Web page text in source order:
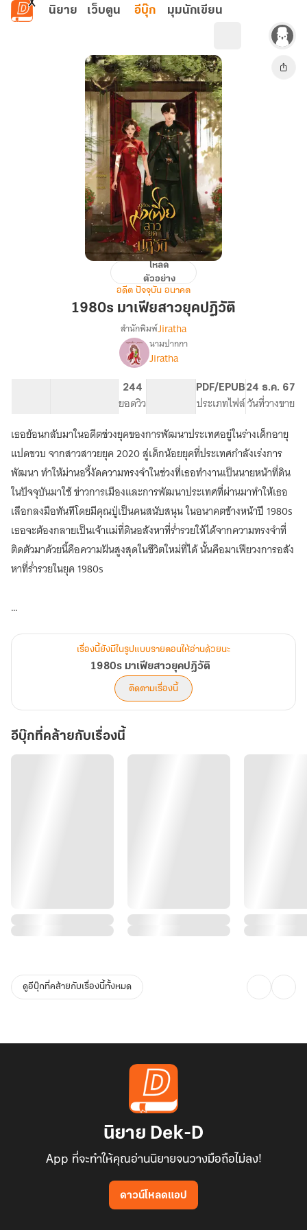
ข้ามไปยังเนื้อหาหลัก
นิยาย เว็บตูน อีบุ๊ก มุมนักเขียน
1980s
สาว
โหลด
ตัวอย่าง
อดีต ปัจจุบัน อนาคต
1980s มาเฟียสาวยุคปฏิวัติ
เรื่อง1980s
มาเฟีย
สำนักพิมพ์Jiratha
นามปากกา
Jiratha
244
ยอดวิว
PDF/EPUB
ประเภทไฟล์
24 ธ.ค. 67
วันที่วางขาย
เธอย้อนกลับมาในอดีตช่วงยุคของการพัฒนาประเทศอยู่ในร่างเด็กอายุ
แปดขวบ จากสาวสาวยยุค 2020 สู่เด็กน้อยยุคที่ประเทศกำลังเร่งการ
พัฒนา ทำให้ม่านอวี้งัดความทรงจำในช่วงที่เธอทำงานเป็นนายหน้าที่ดิน
ในปัจจุบันมาใช้ ข่าวการเมืองและการพัฒนาประเทศที่ผ่านมาทำให้เธอ
เลือกลงมือทันทีโดยมีคุณปู่เป็นคนสนับสนุน ในอนาคตข้างหน้าปี 1980s
เธอจะต้องกลายเป็นเจ้าแม่ที่ดินอสังหาที่ร่ำรวยให้ได้จากความทรงจำที่
ติดตัวมาด้วยนี้คือความฝันสูงสุดในชีวิตใหม่ที่ได้ นั้นคือมาเฟียวงการอสัง
หาที่ร่ำรวยในยุค 1980s
รวย สวย เก่งและร้ายสมกับอดีตมาเฟียวงการค้าอาวุธ แต่โอกาสที่สอง
ของการมีชีวิต เธอจะไม่ทำผิดกฎหมาย แต่จะถูกกฎหมายแทน? แต่อาชีพ
นี้ยุ่งยาก เพราะเงินมันมหาศาลการแข่งขันก็สูง
ประสบความสำเร็จเรื่องงานหากในสายตาปู่เธอต้องแต่งงานมีคนรักถึง
เรียกว่ามีชีวิตที่สมบูรณ์
ใช่… มันทำให้เธอต้องไปดูตัวกับผู้ชายที่ปู่เธอเลือกสรรมาให้บอกว่าดีสุด
ๆ และที่น่าตกใจคือ เขาคือคนที่เธอนอนด้วยเพียงเพราะเขาหล่อตรง
เรื่องนี้ยังมีในรูปแบบรายตอนให้อ่านด้วยนะ
1980s มาเฟียสาวยุคปฎิวัติ
ติดตามเรื่องนี้
อีบุ๊กที่คล้ายกับเรื่องนี้
ดูอีบุ๊กที่คล้ายกับเรื่องนี้ทั้งหมด
นิยาย Dek-D
App ที่จะทำให้คุณอ่านนิยายจนวางมือถือไม่ลง!
ดาวน์โหลดแอป